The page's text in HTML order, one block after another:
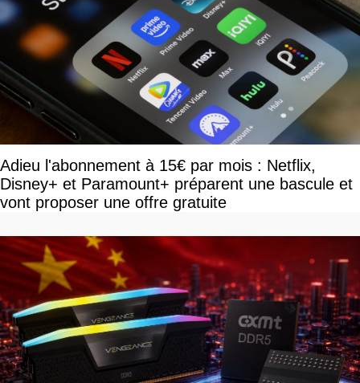
Adieu l'abonnement à 15€ par mois : Netflix,
Disney+ et Paramount+ préparent une bascule et
vont proposer une offre gratuite